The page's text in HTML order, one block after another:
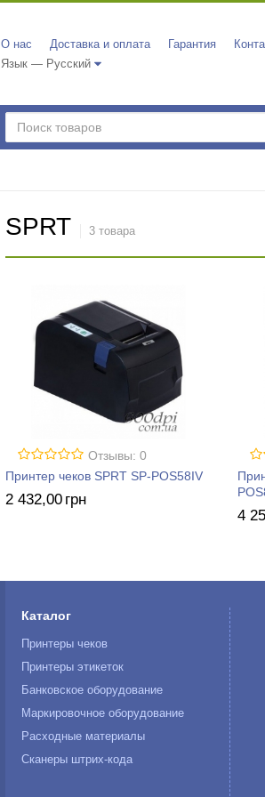
О нас Доставка и оплата Гарантия
Язык — Русский
SPRT 3 товара
Отзывы: 0
Принтер чеков SPRT SP-POS58IV
2 432,00 грн
4
Каталог
Принтеры чеков
Принтеры этикеток
Банковское оборудование
Маркировочное оборудование
Расходные материалы
Сканеры штрих-кода